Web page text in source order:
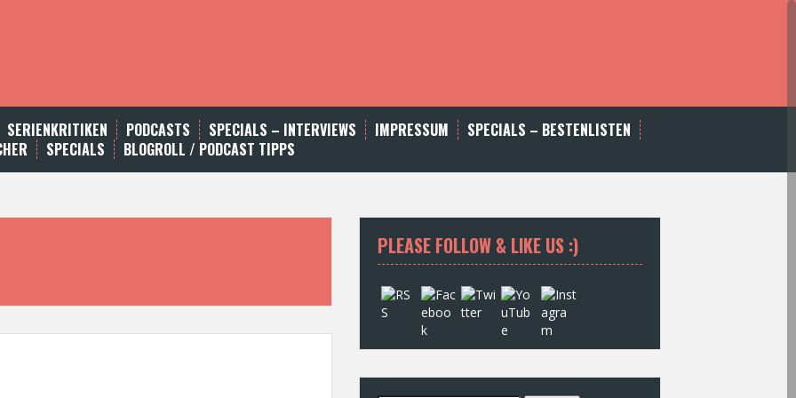
SERIENKRITIKEN PODCASTS SPECIALS – INTERVIEWS IMPRESSUM
SPECIALS – BESTENLISTEN
SPECIALS BLOGROLL / PODCAST TIPPS
PLEASE FOLLOW & LIKE US :)